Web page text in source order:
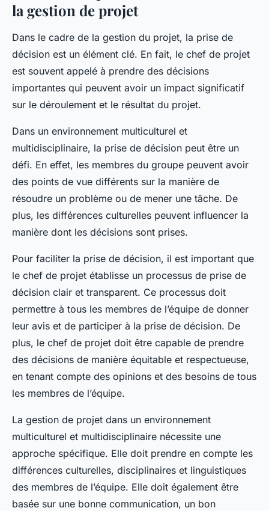
la gestion de projet
Dans le cadre de la gestion du projet, la prise de
décision est un élément clé. En fait, le chef de projet
est souvent appelé à prendre des décisions
importantes qui peuvent avoir un impact significatif
sur le déroulement et le résultat du projet.
Dans un environnement multiculturel et
multidisciplinaire, la prise de décision peut être un
défi. En effet, les membres du groupe peuvent avoir
des points de vue différents sur la manière de
résoudre un problème ou de mener une tâche. De
plus, les différences culturelles peuvent influencer la
manière dont les décisions sont prises.
Pour faciliter la prise de décision, il est important que
le chef de projet établisse un processus de prise de
décision clair et transparent. Ce processus doit
permettre à tous les membres de l’équipe de donner
leur avis et de participer à la prise de décision. De
plus, le chef de projet doit être capable de prendre
des décisions de manière équitable et respectueuse,
en tenant compte des opinions et des besoins de tous
les membres de l’équipe.
La gestion de projet dans un environnement
multiculturel et multidisciplinaire nécessite une
approche spécifique. Elle doit prendre en compte les
différences culturelles, disciplinaires et linguistiques
des membres de l’équipe. Elle doit également être
basée sur une bonne communication, un bon